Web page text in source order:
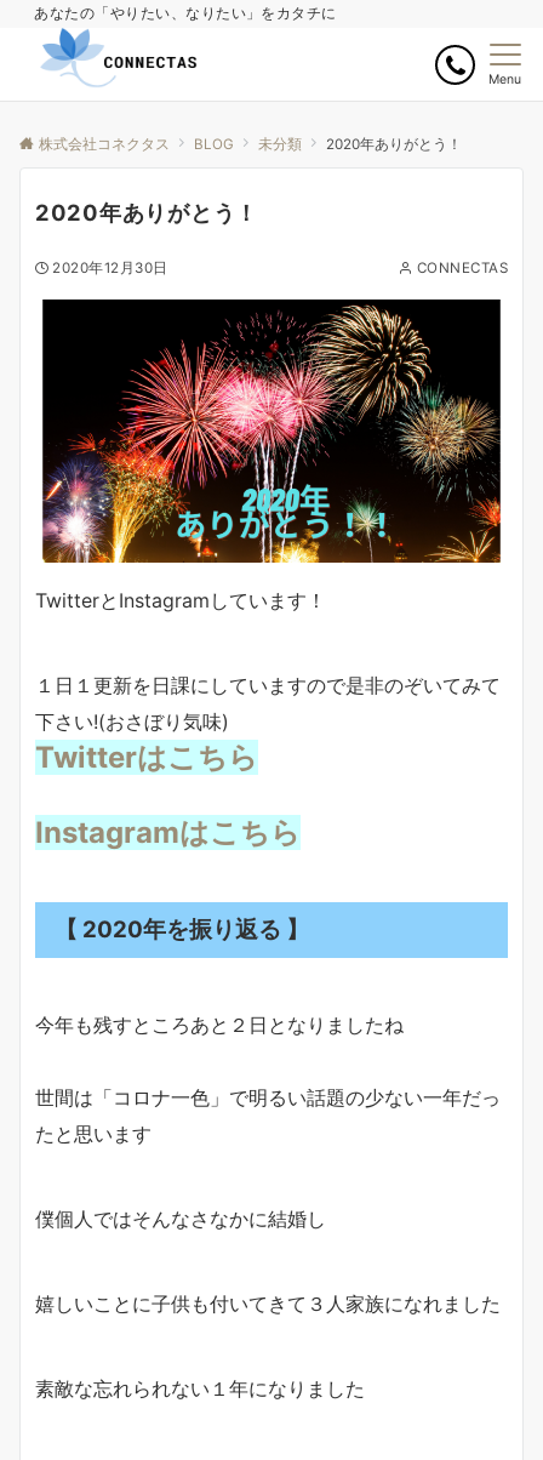
あなたの「やりたい、なりたい」をカタチに
Menu
株式会社コネクタス BLOG 未分類 2020年ありがとう！
2020年ありがとう！
2020年12月30日 CONNECTAS
TwitterとInstagramしています！
１日１更新を日課にしていますので是非のぞいてみて
下さい!(おさぼり気味)
Twitterはこちら
Instagramはこちら
【 2020年を振り返る 】
今年も残すところあと２日となりましたね
世間は「コロナ一色」で明るい話題の少ない一年だっ
たと思います
僕個人ではそんなさなかに結婚し
嬉しいことに子供も付いてきて３人家族になれました
素敵な忘れられない１年になりました